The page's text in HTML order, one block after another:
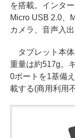
を搭載。インタ
Micro USB 2.0、
カメラ、音声入
タブレット本体
重量は約517g。
0ポートを1基備
載する(商用利用